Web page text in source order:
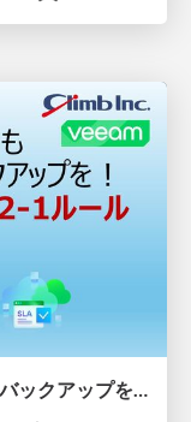
Azure環境でもランサムウェア対策バックアップを！Veeamで実現する3-2-1ルール